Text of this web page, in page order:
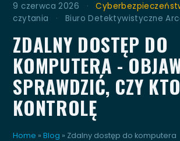
9 czerwca 2026 ·
czytania
· Biuro Detektywistyczne
ZDALNY DOSTĘP DO
KOMPUTERA -
SPRAWDZIĆ, CZY
KONTROLĘ
Home »Blog » Zdalny dostęp do komputera